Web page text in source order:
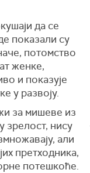
да се
показали су
потомство
женке,
и показује
у развоју.
за мишеве из
зрелост, нису
али
претходника,
потешкоће.